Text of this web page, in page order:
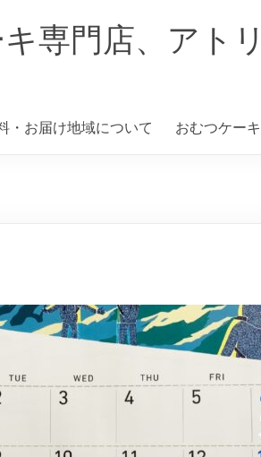
専門店、アト
・お届け地域について おむつケー